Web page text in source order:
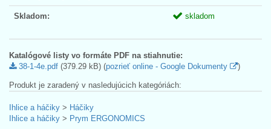
Skladom: skladom
Katalógové listy vo formáte PDF na stiahnutie:
38-1-4e.pdf (379.29 kB) (pozrieť online - Google Dokumenty )
Produkt je zaradený v nasledujúcich kategóriách:
Ihlice a háčiky > Háčiky
Ihlice a háčiky > Prym ERGONOMICS